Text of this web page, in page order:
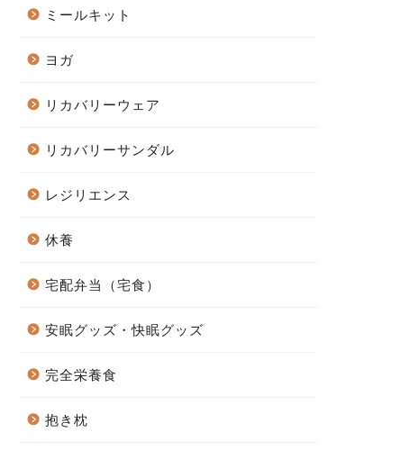
ミールキット
ヨガ
リカバリーウェア
リカバリーサンダル
レジリエンス
休養
宅配弁当（宅食）
安眠グッズ・快眠グッズ
完全栄養食
抱き枕